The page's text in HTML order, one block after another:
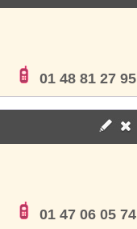
01 48 81 27 95
01 47 06 05 74